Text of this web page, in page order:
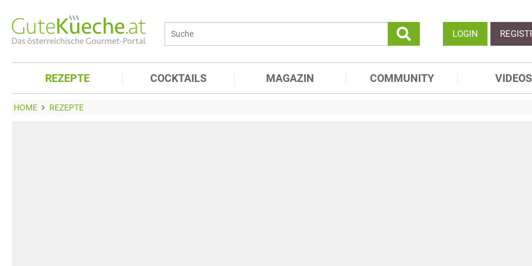
LOGIN
REZEPTE COCKTAILS MAGAZIN COMMUNITY VIDEOS
HOME REZEPTE